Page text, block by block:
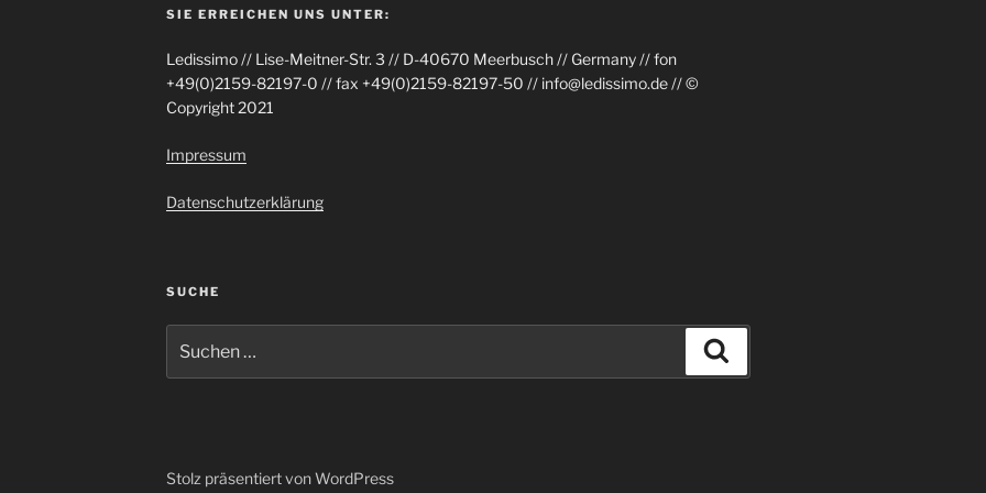
SIE ERREICHEN UNS UNTER:
Ledissimo // Lise-Meitner-Str. 3 // D-40670 Meerbusch // Germany // fon
+49(0)2159-82197-0 // fax +49(0)2159-82197-50 // info@ledissimo.de // ©
Copyright 2021
Impressum
Datenschutzerklärung
SUCHE
nach:
Stolz präsentiert von WordPress